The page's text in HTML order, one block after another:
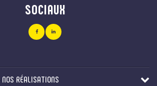
SOCIAUX
RÉALISATIONS